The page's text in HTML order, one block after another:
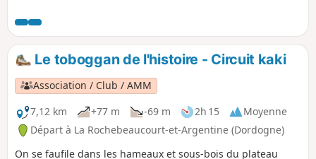
découvrir tout en traversant des paysages variés et
vallonnés.
Le toboggan de l'histoire - Circuit kaki
Association / Club / AMM
7,12 km
+77 m -69 m 2h 15
Moyenne
Départ à La Rochebeaucourt-et-Argentine (Dordogne)
On se faufile dans les hameaux et sous-bois du plateau